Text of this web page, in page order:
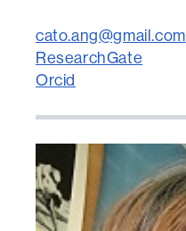
cato.ang@gmail.com
ResearchGate
Orcid